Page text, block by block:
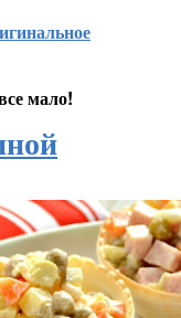
мало!